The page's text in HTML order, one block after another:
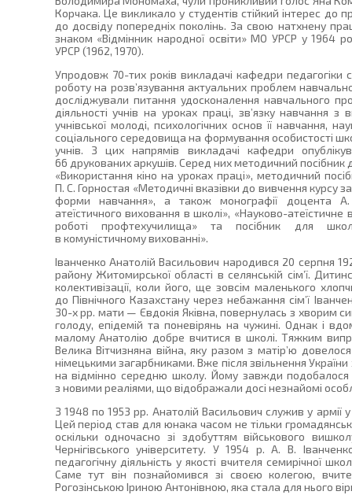
Корчака. Це викликало у студентів стійкий інтерес до
до досвіду попередніх поколінь. За свою натхнену
знаком «Відмінник народної освіти» МО УРСР у 1964
УРСР (1962, 1970).
Упродовж 70-тих років викладачі кафедри
роботу на розв’язування актуальних проблем
досліджували питання удосконалення навчального
діяльності учнів на уроках праці, зв’язку навчання
учнівської молоді, психологічних основ її навчання,
соціального середовища на формування особистості
учнів. З цих напрямів викладачі кафедри
66 друкованих аркушів. Серед них методичний посібник
«Використання кіно на уроках праці», методичний
П. С. Горностая «Методичні вказівки до вивчення курсу
форми навчання», а також монографії доцента
атеїстичного виховання в школі», «Науково-
роботі профтехучилища» та посібник для
в комуністичному вихованні».
Іванченко Анатолій Васильович народився 20 серпня
району Житомирської області в селянській сім’ї.
колективізації, коли його, ще зовсім маленького
до Північного Казахстану через небажання сім’ї
30-х рр. мати — Євдокія Яківна, повернулась з хворим
голоду, епідемій та поневірянь на чужині. Однак і
малому Анатолію добре вчитися в школі. Тяжким
Велика Вітчизняна війна, яку разом з матір’ю
німецькими загарбниками. Вже після звільнення
на відмінно середню школу. Йому завжди подобалося
з новими реаліями, що відображали досі незнайомі
З 1948 по 1953 рр. Анатолій Васильович служив у армії
Цей період став для юнака часом не тільки
оскільки одночасно зі здобуттям військового
Чернігівського університету. У 1954 р. А. В.
педагогічну діяльність у якості вчителя семирічної
Саме тут він познайомився зі своєю колегою,
Рогозінською Іриною Антонівною, яка стала для нього